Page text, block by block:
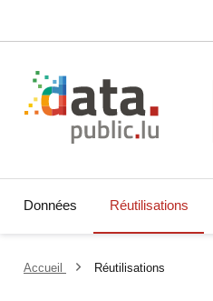
Données Réutilisations
Accueil Réutilisations